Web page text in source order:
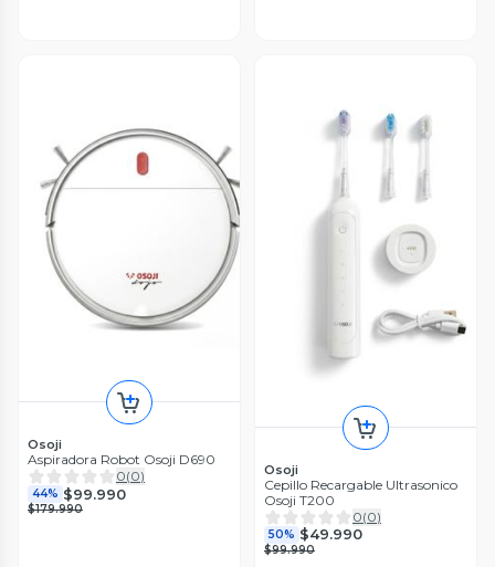
Osoji
Aspiradora Robot Osoji D690
0(0)
44% $99.990
$179.990
Osoji
Cepillo Recargable Ultrasonico
Osoji T200
0(0)
50% $49.990
$99.990